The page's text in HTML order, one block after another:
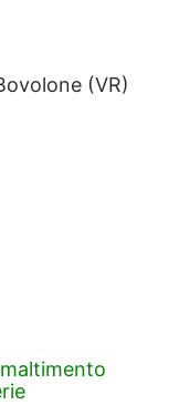
(VR)